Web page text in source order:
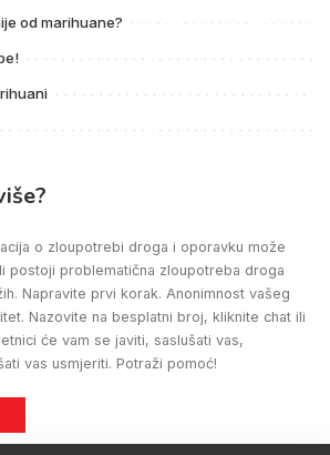
od marihuane?
o zloupotrebi droga i oporavku može
postoji problematična zloupotreba droga
Napravite prvi korak. Anonimnost vašeg
Nazovite na besplatni broj, kliknite chat ili
će vam se javiti, saslušati vas,
vas usmjeriti. Potraži pomoć!